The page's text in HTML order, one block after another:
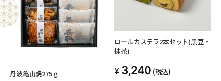
丹波亀山焼275ｇ
ロールカステラ2本セット(黒豆・
抹茶)
3,240 (税込)